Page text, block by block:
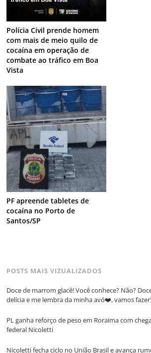
Polícia Civil prende homem
com mais de meio quilo de
cocaína em operação de
combate ao tráfico em Boa
Vista
PF apreende tabletes de
cocaína no Porto de
Santos/SP
POSTS MAIS VIZUALIZADOS
Doce de marrom glacê! Você conhece? Não?
delícia e me lembra da minha avó❤️, vamos
PL ganha reforço de peso em Roraima com
federal Nicoletti
Nicoletti fecha ciclo no União Brasil e avança